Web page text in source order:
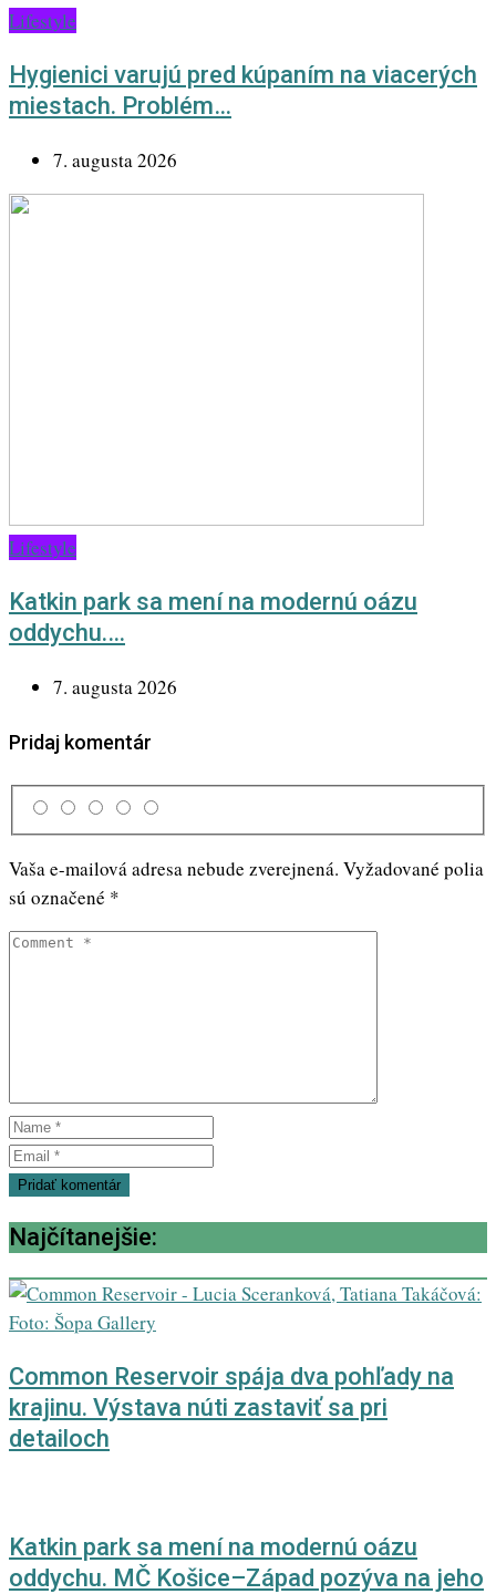
Lifestyle
Hygienici varujú pred kúpaním na viacerých
miestach. Problém…
7. augusta 2026
Lifestyle
Katkin park sa mení na modernú oázu
oddychu.…
7. augusta 2026
Pridaj komentár
Vaša e-mailová adresa nebude zverejnená. Vyžadované polia
sú označené *
Najčítanejšie:
Common Reservoir spája dva pohľady na
krajinu. Výstava núti zastaviť sa pri
detailoch
Katkin park sa mení na modernú oázu
oddychu. MČ Košice–Západ pozýva na jeho